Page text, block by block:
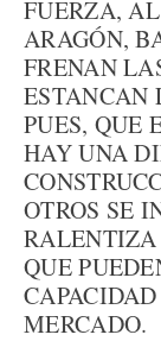
FUERZA,
ARAGÓN,
FRENAN
ESTANCAN
PUES, QUE
HAY UNA
OTROS SE
RALENTIZA
QUE
MERCADO.